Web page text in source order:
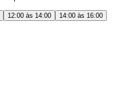
12:00 às 14:00
14:00 às 16:00